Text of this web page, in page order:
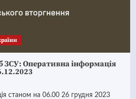
ЗСУ: Оперативна інформація
станом на 06.00 26 грудня 2023